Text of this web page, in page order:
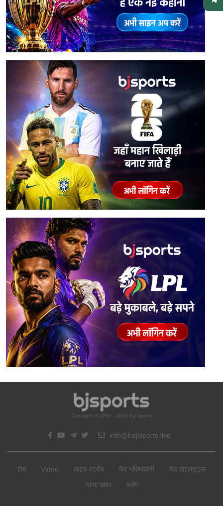
Copyright © 2020 - 2026 BJ Sports
info@bajisports.live
होम Video लाइव स्ट्रीम मैच भविष्यवाणी
मैच हाइलाइट्स
ताजा खबर
ब्लॉग